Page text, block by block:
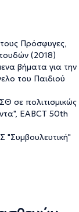
Πρόσφυγες,
(2018)
βήματα για την
του Παιδιού
σε πολιτισμικώς
EABCT 50th